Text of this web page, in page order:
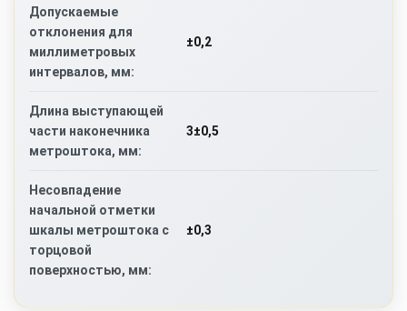
Допускаемые
отклонения для
миллиметровых
интервалов, мм:
±0,2
Длина выступающей
части наконечника
метроштока, мм:
3±0,5
Несовпадение
начальной отметки
шкалы метроштока с
торцовой
поверхностью, мм:
±0,3